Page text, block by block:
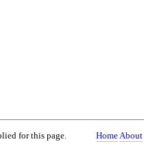
for this page. Home About